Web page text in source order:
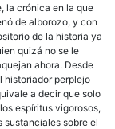
la crónica en la que
de alborozo, y con
de la historia ya
quizá no se le
ahora. Desde
historiador perplejo
a decir que solo
espíritus vigorosos,
sustanciales sobre el